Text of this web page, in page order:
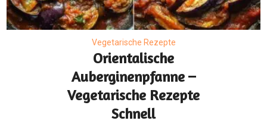
Vegetarische Rezepte
Orientalische
Auberginenpfanne –
Vegetarische Rezepte
Schnell